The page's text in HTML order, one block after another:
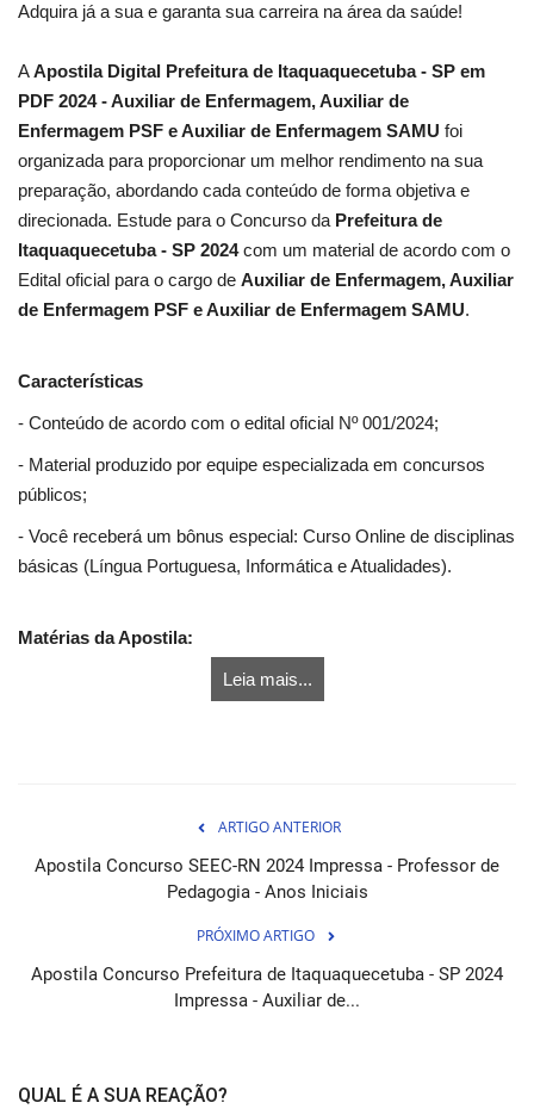
Adquira já a sua e garanta sua carreira na área da saúde!
AApostila Digital Prefeitura de Itaquaquecetuba - SP em
PDF 2024 - Auxiliar de Enfermagem, Auxiliar de
Enfermagem PSF e Auxiliar de Enfermagem SAMU foi
organizada para proporcionar um melhor rendimento na sua
preparação, abordando cada conteúdo de forma objetiva e
direcionada. Estude para o Concurso da Prefeitura de
Itaquaquecetuba - SP 2024com um material de acordo com o
Edital oficial para o cargo de Auxiliar de Enfermagem, Auxiliar
de Enfermagem PSF e Auxiliar de Enfermagem SAMU.
Características
- Conteúdo de acordo com o edital oficial Nº 001/2024;
- Material produzido por equipe especializada em concursos
públicos;
- Você receberá um bônus especial: Curso Online de disciplinas
básicas (Língua Portuguesa, Informática e Atualidades).
Matérias da Apostila:
Leia mais...
ARTIGO ANTERIOR
Apostila Concurso SEEC-RN 2024 Impressa - Professor de
Pedagogia - Anos Iniciais
PRÓXIMO ARTIGO
Apostila Concurso Prefeitura de Itaquaquecetuba - SP 2024
Impressa - Auxiliar de...
QUAL É A SUA REAÇÃO?